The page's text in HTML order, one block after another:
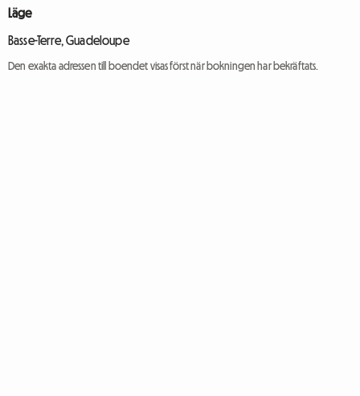
Läge
Basse-Terre, Guadeloupe
Den exakta adressen till boendet visas först när bokningen har bekräftats.